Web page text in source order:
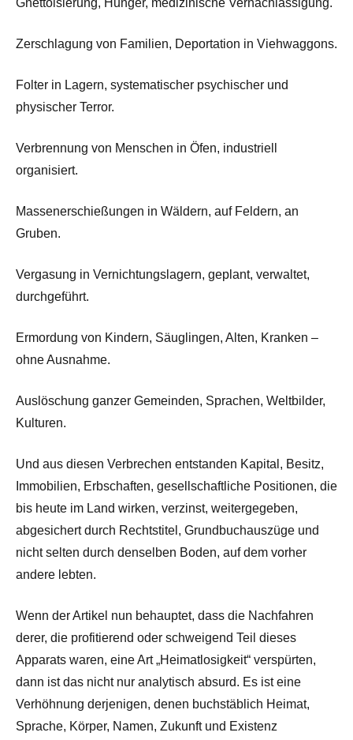
Ghettoisierung, Hunger, medizinische Vernachlässigung.
Zerschlagung von Familien, Deportation in Viehwaggons.
Folter in Lagern, systematischer psychischer und
physischer Terror.
Verbrennung von Menschen in Öfen, industriell
organisiert.
Massenerschießungen in Wäldern, auf Feldern, an
Gruben.
Vergasung in Vernichtungslagern, geplant, verwaltet,
durchgeführt.
Ermordung von Kindern, Säuglingen, Alten, Kranken –
ohne Ausnahme.
Auslöschung ganzer Gemeinden, Sprachen, Weltbilder,
Kulturen.
Und aus diesen Verbrechen entstanden Kapital, Besitz,
Immobilien, Erbschaften, gesellschaftliche Positionen, die
bis heute im Land wirken, verzinst, weitergegeben,
abgesichert durch Rechtstitel, Grundbuchauszüge und
nicht selten durch denselben Boden, auf dem vorher
andere lebten.
Wenn der Artikel nun behauptet, dass die Nachfahren
derer, die profitierend oder schweigend Teil dieses
Apparats waren, eine Art „Heimatlosigkeit“ verspürten,
dann ist das nicht nur analytisch absurd. Es ist eine
Verhöhnung derjenigen, denen buchstäblich Heimat,
Sprache, Körper, Namen, Zukunft und Existenz